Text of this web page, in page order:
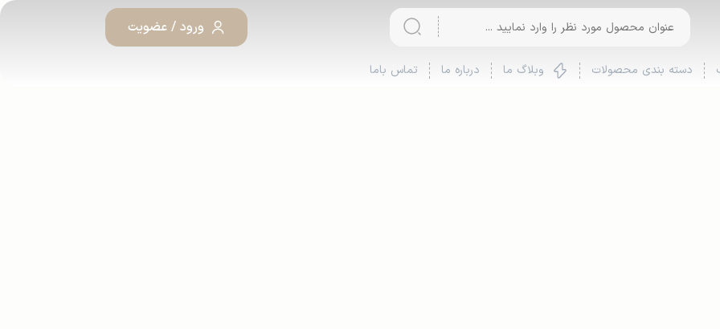
ورود / عضویت
دسته بندی محصولات وبلاگ ما درباره ما تماس باما شال مبل صفحه 404